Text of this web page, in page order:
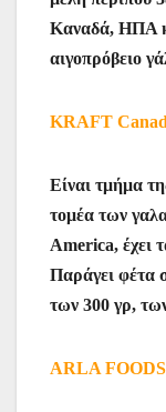
Καναδά, ΗΠΑ
αιγοπρόβειο
KRAFT
Είναι τμήμα
τομέα των
America, έχει
Παράγει φέτα
των 300 γρ,
ARLA